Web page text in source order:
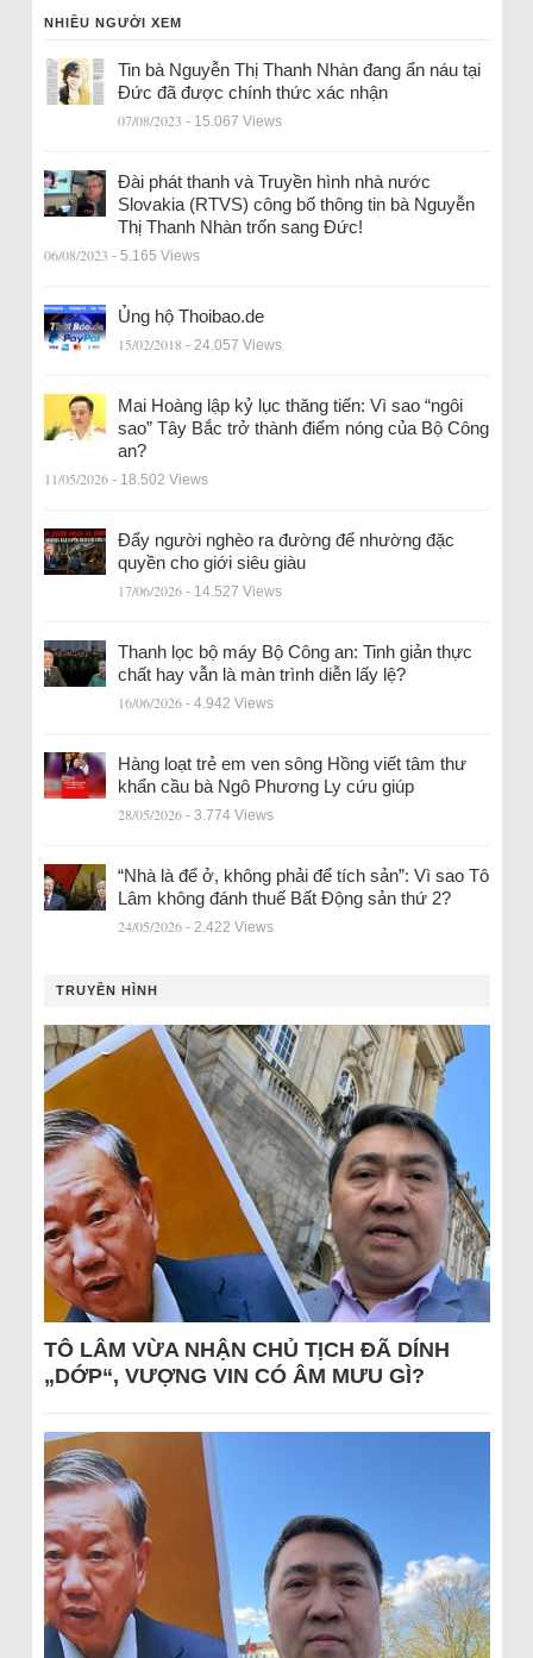
NHIỀU NGƯỜI XEM
Tin bà Nguyễn Thị Thanh Nhàn đang ẩn náu tại
Đức đã được chính thức xác nhận
07/08/2023 - 15.067 Views
Đài phát thanh và Truyền hình nhà nước
Slovakia (RTVS) công bố thông tin bà Nguyễn
Thị Thanh Nhàn trốn sang Đức!
06/08/2023 - 5.165 Views
Ủng hộ Thoibao.de
15/02/2018 - 24.057 Views
Mai Hoàng lập kỷ lục thăng tiến: Vì sao “ngôi
sao” Tây Bắc trở thành điểm nóng của Bộ Công
an?
11/05/2026 - 18.502 Views
Đẩy người nghèo ra đường để nhường đặc
quyền cho giới siêu giàu
17/06/2026 - 14.527 Views
Thanh lọc bộ máy Bộ Công an: Tinh giản thực
chất hay vẫn là màn trình diễn lấy lệ?
16/06/2026 - 4.942 Views
Hàng loạt trẻ em ven sông Hồng viết tâm thư
khẩn cầu bà Ngô Phương Ly cứu giúp
28/05/2026 - 3.774 Views
“Nhà là để ở, không phải để tích sản”: Vì sao Tô
Lâm không đánh thuế Bất Động sản thứ 2?
24/05/2026 - 2.422 Views
TRUYỀN HÌNH
TÔ LÂM VỪA NHẬN CHỦ TỊCH ĐÃ DÍNH
„DỚP“, VƯỢNG VIN CÓ ÂM MƯU GÌ?